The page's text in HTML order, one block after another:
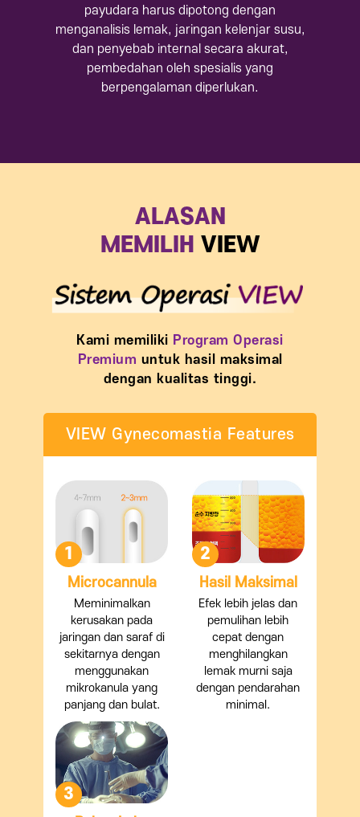
payudara harus dipotong dengan
menganalisis lemak, jaringan kelenjar susu,
dan penyebab internal secara akurat,
pembedahan oleh spesialis yang
berpengalaman diperlukan.
ALASAN
MEMILIH VIEW
Kami memiliki Program Operasi
Premium untuk hasil maksimal
dengan kualitas tinggi.
VIEW Gynecomastia Features
1
Microcannula
Meminimalkan
kerusakan pada
jaringan dan saraf di
sekitarnya dengan
menggunakan
mikrokanula yang
panjang dan bulat.
2
Hasil Maksimal
Efek lebih jelas dan
pemulihan lebih
cepat dengan
menghilangkan
lemak murni saja
dengan pendarahan
minimal.
3